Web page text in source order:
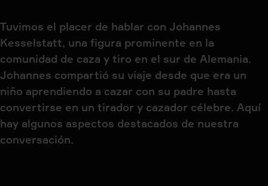
Tuvimos el placer de hablar con Johannes
Kesselstatt, una figura prominente en la
comunidad de caza y tiro en el sur de Alemania.
Johannes compartió su viaje desde que era un
niño aprendiendo a cazar con su padre hasta
convertirse en un tirador y cazador célebre. Aquí
hay algunos aspectos destacados de nuestra
conversación.